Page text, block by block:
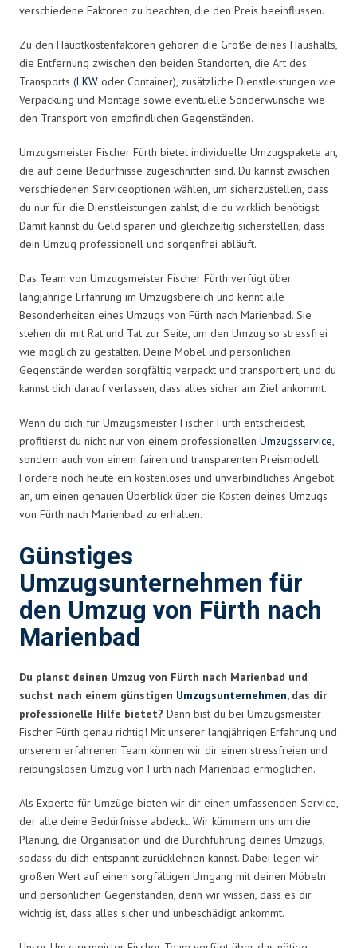
verschiedene Faktoren zu beachten, die den Preis beeinflussen.
Zu den Hauptkostenfaktoren gehören die Größe deines Haushalts,
die Entfernung zwischen den beiden Standorten, die Art des
Transports (LKW oder Container), zusätzliche Dienstleistungen wie
Verpackung und Montage sowie eventuelle Sonderwünsche wie
den Transport von empfindlichen Gegenständen.
Umzugsmeister Fischer Fürth bietet individuelle Umzugspakete an,
die auf deine Bedürfnisse zugeschnitten sind. Du kannst zwischen
verschiedenen Serviceoptionen wählen, um sicherzustellen, dass
du nur für die Dienstleistungen zahlst, die du wirklich benötigst.
Damit kannst du Geld sparen und gleichzeitig sicherstellen, dass
dein Umzug professionell und sorgenfrei abläuft.
Das Team von Umzugsmeister Fischer Fürth verfügt über
langjährige Erfahrung im Umzugsbereich und kennt alle
Besonderheiten eines Umzugs von Fürth nach Marienbad. Sie
stehen dir mit Rat und Tat zur Seite, um den Umzug so stressfrei
wie möglich zu gestalten. Deine Möbel und persönlichen
Gegenstände werden sorgfältig verpackt und transportiert, und du
kannst dich darauf verlassen, dass alles sicher am Ziel ankommt.
Wenn du dich für Umzugsmeister Fischer Fürth entscheidest,
profitierst du nicht nur von einem professionellen Umzugsservice,
sondern auch von einem fairen und transparenten Preismodell.
Fordere noch heute ein kostenloses und unverbindliches Angebot
an, um einen genauen Überblick über die Kosten deines Umzugs
von Fürth nach Marienbad zu erhalten.
Günstiges
Umzugsunternehmen für
den Umzug von Fürth nach
Marienbad
Du planst deinen Umzug von Fürth nach Marienbad und
suchst nach einem günstigen Umzugsunternehmen, das dir
professionelle Hilfe bietet? Dann bist du bei Umzugsmeister
Fischer Fürth genau richtig! Mit unserer langjährigen Erfahrung und
unserem erfahrenen Team können wir dir einen stressfreien und
reibungslosen Umzug von Fürth nach Marienbad ermöglichen.
Als Experte für Umzüge bieten wir dir einen umfassenden Service,
der alle deine Bedürfnisse abdeckt. Wir kümmern uns um die
Planung, die Organisation und die Durchführung deines Umzugs,
sodass du dich entspannt zurücklehnen kannst. Dabei legen wir
großen Wert auf einen sorgfältigen Umgang mit deinen Möbeln
und persönlichen Gegenständen, denn wir wissen, dass es dir
wichtig ist, dass alles sicher und unbeschädigt ankommt.